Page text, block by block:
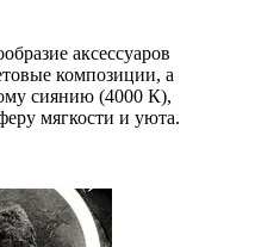
аксессуаров
композиции, а
сиянию (4000 К),
мягкости и уюта.